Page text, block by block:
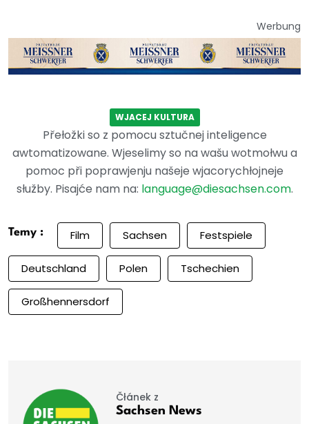
Werbung
WJACEJ KULTURA
Přełožki so z pomocu sztučnej inteligence
awtomatizowane. Wjeselimy so na wašu wotmołwu a
pomoc při poprawjenju našeje wjacorychłojneje
słužby. Pisajće nam na: language@diesachsen.com.
Temy : Film Sachsen Festspiele
Deutschland Polen Tschechien
Großhennersdorf
Čłánek z
Sachsen News